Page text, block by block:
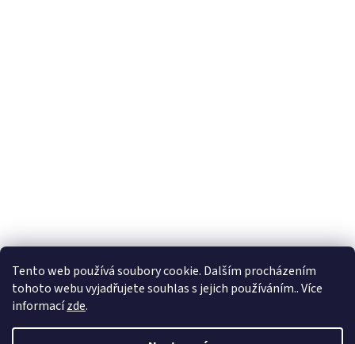
Tento web používá soubory cookie. Dalším procházením
tohoto webu vyjadřujete souhlas s jejich používáním.. Více
informacízde.
Vytvořil Shoptet